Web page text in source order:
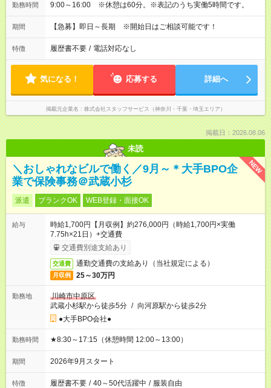
勤務時間 9:00～16:00 ※休憩は60分。※表記のうち実働5時間です。
期間 【急募】即日～長期 ※開始日はご相談可能です！
特徴 履歴書不要 / 電話対応なし
気になる！ 応募する 詳細へ
掲載元企業名 株式会社スタッフサービス（神奈川・千葉・埼玉エリア）
掲載日：2026.08.06
未読
NEW
＼おしゃれなビルで働く／9月～＊大手BPO企
業で保険事務＠武蔵小杉
派遣 ブランクOK WEB登録・面接OK
給与
時給1,700円【月収例】約276,000円（時給1,700円×実働
7.75h×21日）+交通費
交通費別途支給あり
交通費 通勤交通費の支給あり（当社規定による）
月収例 25～30万円
勤務地
川崎市中原区
武蔵小杉駅から徒歩5分 / 向河原駅から徒歩2分
●大手BPO会社●
勤務時間 ★8:30～17:15（休憩時間 12:00～13:00）
期間 2026年9月スタート
特徴 履歴書不要 / 40～50代活躍中 / 服装自由